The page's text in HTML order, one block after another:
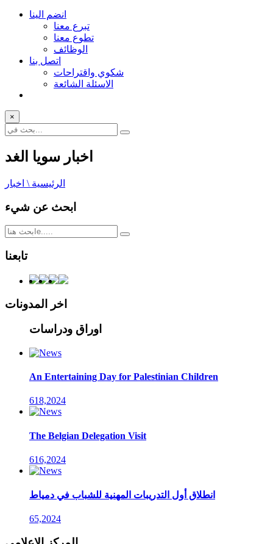
انضم الينا
تبرع معنا
تطوع معنا
الوظائف
اتصل بنا
شكوي واقتراحات
الاسئلة الشائعة
×
اخبار سويا الغد
الرئيسية \ اخبار
ابحث عن شيء
تابعنا
اخر المدونات
اوراق ودراسات
An Entertaining Day for Palestinian Children
618,2024
The Belgian Delegation Visit
616,2024
انطلاق أول التدريبات المهنية للشباب في دمياط
65,2024